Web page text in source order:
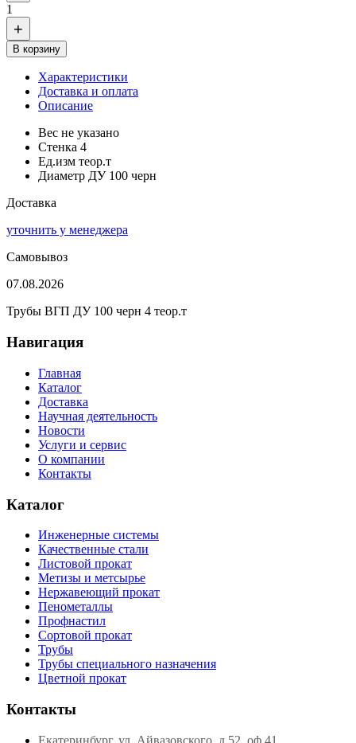
1
+
В корзину
Характеристики
Доставка и оплата
Описание
Вес не указано
Стенка 4
Ед.изм теор.т
Диаметр ДУ 100 черн
Доставка
уточнить у менеджера
Самовывоз
07.08.2026
Трубы ВГП ДУ 100 черн 4 теор.т
Навигация
Главная
Каталог
Доставка
Научная деятельность
Новости
Услуги и сервис
О компании
Контакты
Каталог
Инженерные системы
Качественные стали
Листовой прокат
Метизы и метсырье
Нержавеющий прокат
Пенометаллы
Профнастил
Сортовой прокат
Трубы
Трубы специального назначения
Цветной прокат
Контакты
Екатеринбург, ул. Айвазовского, д.52, оф.41